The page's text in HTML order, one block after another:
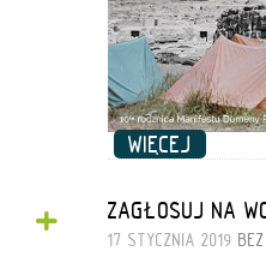
WIĘCEJ
+ ZAGŁOSUJ NA
17 STYCZNIA 2019